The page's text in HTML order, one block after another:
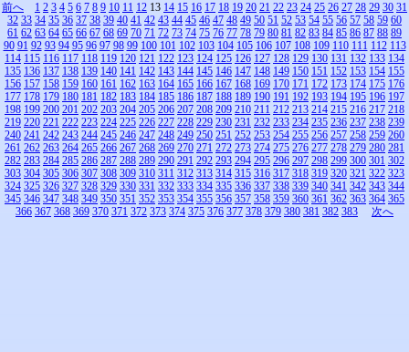
前へ 1 2 3 4 5 6 7 8 9 10 11 12 13 14 15 16 17 18 19 20 21 22 23 24 25 26 27 28 29 30 31
32 33 34 35 36 37 38 39 40 41 42 43 44 45 46 47 48 49 50 51 52 53 54 55 56 57 58 59 60
61 62 63 64 65 66 67 68 69 70 71 72 73 74 75 76 77 78 79 80 81 82 83 84 85 86 87 88 89
90 91 92 93 94 95 96 97 98 99 100 101 102 103 104 105 106 107 108 109 110 111 112 113
114 115 116 117 118 119 120 121 122 123 124 125 126 127 128 129 130 131 132 133 134
135 136 137 138 139 140 141 142 143 144 145 146 147 148 149 150 151 152 153 154 155
156 157 158 159 160 161 162 163 164 165 166 167 168 169 170 171 172 173 174 175 176
177 178 179 180 181 182 183 184 185 186 187 188 189 190 191 192 193 194 195 196 197
198 199 200 201 202 203 204 205 206 207 208 209 210 211 212 213 214 215 216 217 218
219 220 221 222 223 224 225 226 227 228 229 230 231 232 233 234 235 236 237 238 239
240 241 242 243 244 245 246 247 248 249 250 251 252 253 254 255 256 257 258 259 260
261 262 263 264 265 266 267 268 269 270 271 272 273 274 275 276 277 278 279 280 281
282 283 284 285 286 287 288 289 290 291 292 293 294 295 296 297 298 299 300 301 302
303 304 305 306 307 308 309 310 311 312 313 314 315 316 317 318 319 320 321 322 323
324 325 326 327 328 329 330 331 332 333 334 335 336 337 338 339 340 341 342 343 344
345 346 347 348 349 350 351 352 353 354 355 356 357 358 359 360 361 362 363 364 365
366 367 368 369 370 371 372 373 374 375 376 377 378 379 380 381 382 383 次へ